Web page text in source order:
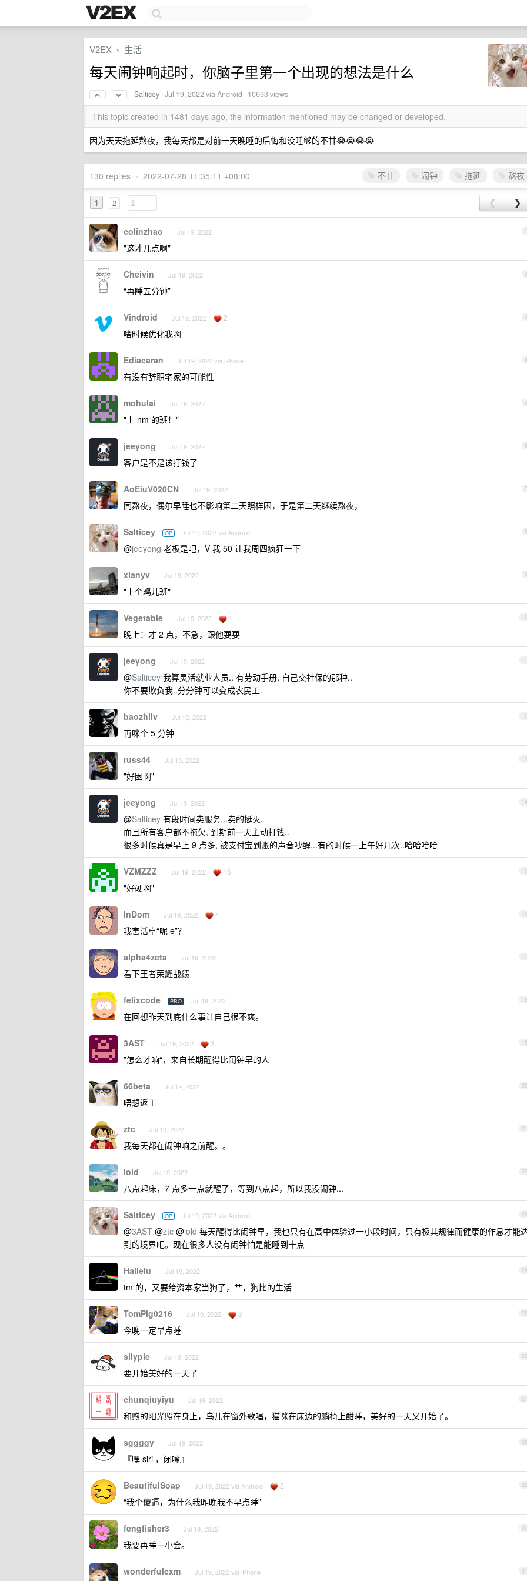
V2EX › 生活
每天闹钟响起时，你脑子里第一个出现的想法是什么
Salticey ·Jul 19, 2022via Android · 10693 views
This topic created in 1481 days ago, the information mentioned may be changed or developed.
因为天天拖延熬夜，我每天都是对前一天晚睡的后悔和没睡够的不甘😭😭😭😭
不甘 闹钟 拖延 熬夜
130 replies • 2022-07-28 11:35:11 +08:00
1 2 ❮ ❯
1
colinzhao Jul 19, 2022
"这才几点啊"
2
Cheivin Jul 19, 2022
“再睡五分钟”
3
Vindroid Jul 19, 2022 2
啥时候优化我啊
4
Ediacaran Jul 19, 2022 via iPhone
有没有辞职宅家的可能性
5
mohulai Jul 19, 2022
"上 nm 的班！"
6
jeeyong Jul 19, 2022
客户是不是该打钱了
7
AoEiuV020CN Jul 19, 2022
同熬夜，偶尔早睡也不影响第二天照样困，于是第二天继续熬夜，
8
Salticey OP Jul 19, 2022 via Android
@jeeyong 老板是吧，V 我 50 让我周四疯狂一下
9
xianyv Jul 19, 2022
"上个鸡儿班"
10
Vegetable Jul 19, 2022 1
晚上：才 2 点，不急，跟他耍耍
11
jeeyong Jul 19, 2022
@Salticey 我算灵活就业人员.. 有劳动手册, 自己交社保的那种..
你不要欺负我..分分钟可以变成农民工.
12
baozhilv Jul 19, 2022
再咪个 5 分钟
13
russ44 Jul 19, 2022
"好困啊"
14
jeeyong Jul 19, 2022
@Salticey 有段时间卖服务...卖的挺火.
而且所有客户都不拖欠, 到期前一天主动打钱..
很多时候真是早上 9 点多, 被支付宝到账的声音吵醒...有的时候一上午好几次..哈哈哈哈
15
VZMZZZ Jul 19, 2022 16
"好硬啊"
16
InDom Jul 19, 2022 4
我害活卓“呢 e”？
17
alpha4zeta Jul 19, 2022
看下王者荣耀战绩
18
felixcode PRO Jul 19, 2022
在回想昨天到底什么事让自己很不爽。
19
3AST Jul 19, 2022 3
”怎么才响“，来自长期醒得比闹钟早的人
20
66beta Jul 19, 2022
唔想返工
21
ztc Jul 19, 2022
我每天都在闹钟响之前醒。。
22
iold Jul 19, 2022
八点起床，7 点多一点就醒了，等到八点起，所以我没闹钟...
23
Salticey OP Jul 19, 2022 via Android
@3AST @ztc @iold 每天醒得比闹钟早，我也只有在高中体验过一小段时间，只有极其规律而健康的作息才能
到的境界吧。现在很多人没有闹钟怕是能睡到十点
24
Hallelu Jul 19, 2022
tm 的，又要给资本家当狗了，艹，狗比的生活
25
TomPig0216 Jul 19, 2022 3
今晚一定早点睡
26
silypie Jul 19, 2022
要开始美好的一天了
27
chunqiuyiyu Jul 19, 2022
和煦的阳光照在身上，鸟儿在窗外歌唱，猫咪在床边的躺椅上酣睡，美好的一天又开始了。
28
sggggy Jul 19, 2022
『嘿 siri ，闭嘴』
29
BeautifulSoap Jul 19, 2022 via Android 2
“我个傻逼，为什么我昨晚我不早点睡”
30
fengfisher3 Jul 19, 2022
我要再睡一小会。
31
wonderfulcxm Jul 19, 2022 via iPhone